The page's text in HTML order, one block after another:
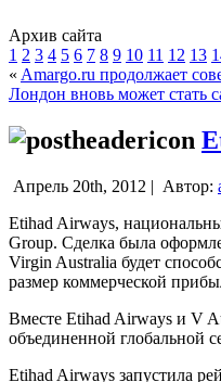
Архив сайта
1 2 3 4 5 6 7 8 9 10 11 12 13
« Amargo.ru продолжает
Лондон вновь может стать
Апрель 20th, 2012 | Автор:
Etihad Airways,
Group. Сделка была
Virgin Australia будет
размер коммерческой
Вместе Etihad Airways и V
объединенной глобальной
Etihad Airways запустила